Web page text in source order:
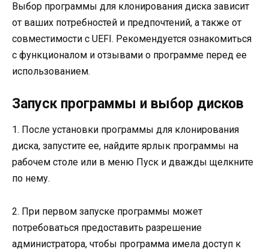
Выбор программы для клонирования диска зависит
от ваших потребностей и предпочтений, а также от
совместимости с UEFI. Рекомендуется ознакомиться
с функционалом и отзывами о программе перед ее
использованием.
Запуск программы и выбор дисков
1. После установки программы для клонирования
диска, запустите ее, найдите ярлык программы на
рабочем столе или в меню Пуск и дважды щелкните
по нему.
2. При первом запуске программы может
потребоваться предоставить разрешение
администратора, чтобы программа имела доступ к